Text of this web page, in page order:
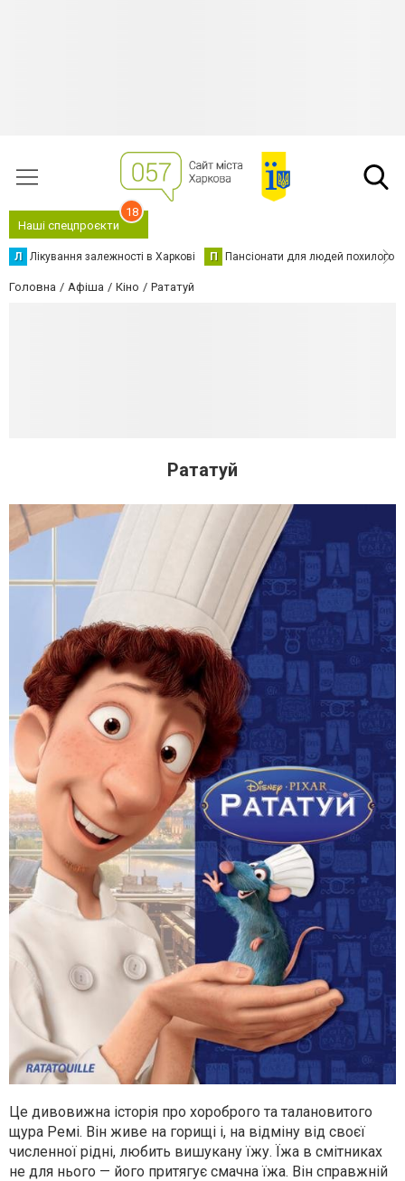
Наші спецпроєкти
18
Л Лікування залежності в Харкові П Пансіонати для людей похилого
Головна Афіша Кіно Рататуй
Рататуй
Це дивовижна історія про хороброго та талановитого
щура Ремі. Він живе на горищі і, на відміну від своєї
численної рідні, любить вишукану їжу. Їжа в смітниках
не для нього — його притягує смачна їжа. Він справжній